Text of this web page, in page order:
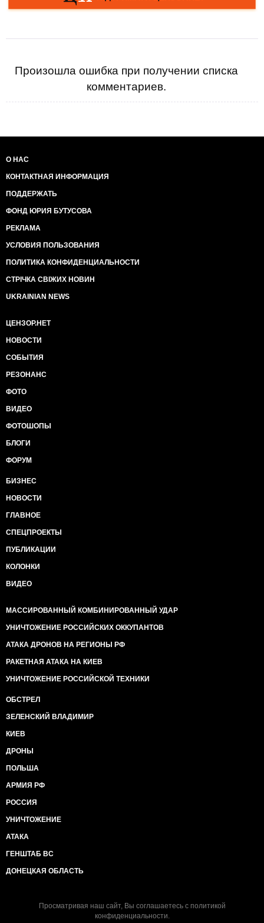
Произошла ошибка при получении списка
комментариев.
О НАС
КОНТАКТНАЯ ИНФОРМАЦИЯ
ПОДДЕРЖАТЬ
ФОНД ЮРИЯ БУТУСОВА
РЕКЛАМА
УСЛОВИЯ ПОЛЬЗОВАНИЯ
ПОЛИТИКА КОНФИДЕНЦИАЛЬНОСТИ
СТРІЧКА СВІЖИХ НОВИН
UKRAINIAN NEWS
ЦЕНЗОР.НЕТ
НОВОСТИ
СОБЫТИЯ
РЕЗОНАНС
ФОТО
ВИДЕО
ФОТОШОПЫ
БЛОГИ
ФОРУМ
БИЗНЕС
НОВОСТИ
ГЛАВНОЕ
СПЕЦПРОЕКТЫ
ПУБЛИКАЦИИ
КОЛОНКИ
ВИДЕО
МАССИРОВАННЫЙ КОМБИНИРОВАННЫЙ УДАР
УНИЧТОЖЕНИЕ РОССИЙСКИХ ОККУПАНТОВ
АТАКА ДРОНОВ НА РЕГИОНЫ РФ
РАКЕТНАЯ АТАКА НА КИЕВ
УНИЧТОЖЕНИЕ РОССИЙСКОЙ ТЕХНИКИ
ОБСТРЕЛ
ЗЕЛЕНСКИЙ ВЛАДИМИР
КИЕВ
ДРОНЫ
ПОЛЬША
АРМИЯ РФ
РОССИЯ
УНИЧТОЖЕНИЕ
АТАКА
ГЕНШТАБ ВС
ДОНЕЦКАЯ ОБЛАСТЬ
Просматривая наш сайт, Вы соглашаетесь с политикой
конфиденциальности.